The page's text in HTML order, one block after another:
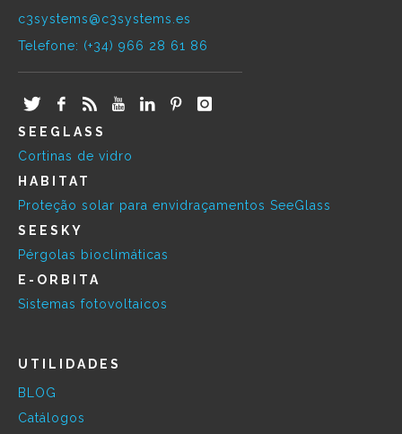
c3systems@c3systems.es
Telefone: (+34) 966 28 61 86
SEEGLASS
Cortinas de vidro
HABITAT
Proteção solar para envidraçamentos SeeGlass
SEESKY
Pérgolas bioclimáticas
E-ORBITA
Sistemas fotovoltaicos
UTILIDADES
BLOG
Catálogos